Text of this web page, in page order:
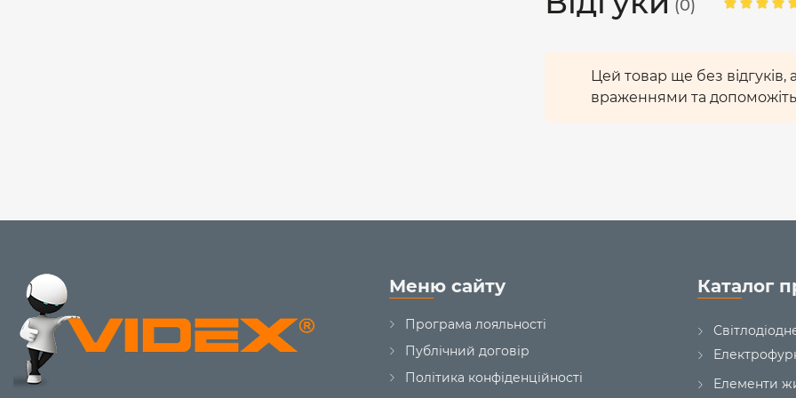
використовувати лише в
Цей виріб можна зберігати і
потрапляння сонячних
(0)
Цей товар ще без
враженнями та
Меню сайту
Програма лояльності
Публічний договір
Політика конфіденційності
Каталог
Елементи